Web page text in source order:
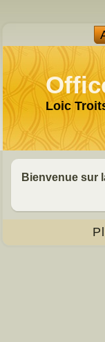
Loic
Bienvenue sur